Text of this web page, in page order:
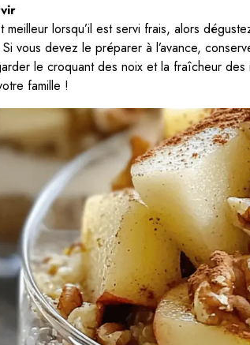
meilleur lorsqu’il est servi frais, alors
vous devez le préparer à l’avance,
le croquant des noix et la fraîcheur
famille !